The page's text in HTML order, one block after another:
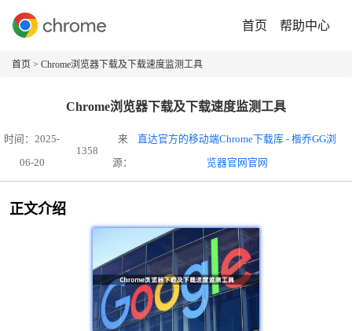
首页 帮助中心
首页 > Chrome浏览器下载及下载速度监测工具
Chrome浏览器下载及下载速度监测工具
时间：2025-
06-20
1358
来
源：
直达官方的移动端Chrome下载库 - 楷乔GG浏
览器官网官网
正文介绍